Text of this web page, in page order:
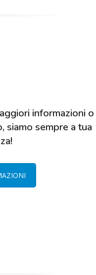
informazioni o
siamo sempre a tua